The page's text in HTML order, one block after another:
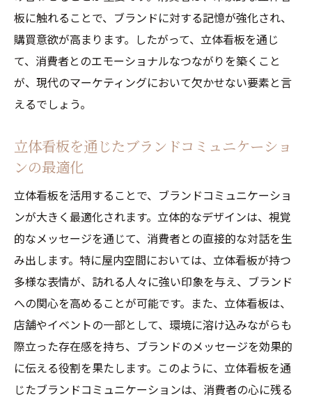
板に触れることで、ブランドに対する記憶が強化され、
購買意欲が高まります。したがって、立体看板を通じ
て、消費者とのエモーショナルなつながりを築くこと
が、現代のマーケティングにおいて欠かせない要素と言
えるでしょう。
立体看板を通じたブランドコミュニケーショ
ンの最適化
立体看板を活用することで、ブランドコミュニケーショ
ンが大きく最適化されます。立体的なデザインは、視覚
的なメッセージを通じて、消費者との直接的な対話を生
み出します。特に屋内空間においては、立体看板が持つ
多様な表情が、訪れる人々に強い印象を与え、ブランド
への関心を高めることが可能です。また、立体看板は、
店舗やイベントの一部として、環境に溶け込みながらも
際立った存在感を持ち、ブランドのメッセージを効果的
に伝える役割を果たします。このように、立体看板を通
じたブランドコミュニケーションは、消費者の心に残る